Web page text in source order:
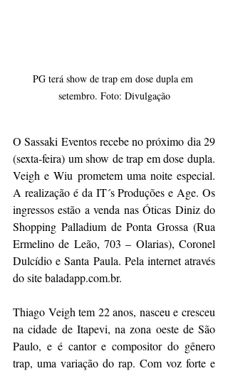
PG terá show de trap em dose dupla em
setembro. Foto: Divulgação
O Sassaki Eventos recebe no próximo dia 29
(sexta-feira) um show de trap em dose dupla.
Veigh e Wiu prometem uma noite especial.
A realização é da IT´s Produções e Age. Os
ingressos estão a venda nas Óticas Diniz do
Shopping Palladium de Ponta Grossa (Rua
Ermelino de Leão, 703 – Olarias), Coronel
Dulcídio e Santa Paula. Pela internet através
do site baladapp.com.br.
Thiago Veigh tem 22 anos, nasceu e cresceu
na cidade de Itapevi, na zona oeste de São
Paulo, e é cantor e compositor do gênero
trap, uma variação do rap. Com voz forte e